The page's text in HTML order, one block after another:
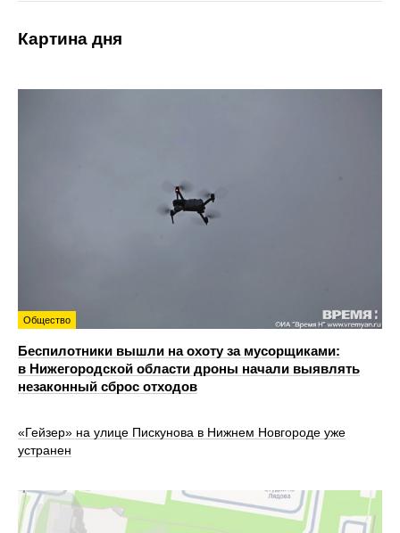
Картина дня
Общество
Беспилотники вышли на охоту за мусорщиками:
в Нижегородской области дроны начали выявлять
незаконный сброс отходов
«Гейзер» на улице Пискунова в Нижнем Новгороде уже
устранен